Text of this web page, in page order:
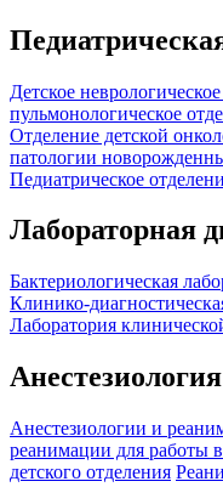
Детское
пульмонологическое
Отделение детской
патологии
Педиатрическое
Лабораторная
Бактериологическая
Клинико-
Лаборатория
Анестезиологии и
реанимации для работы
детского отделения